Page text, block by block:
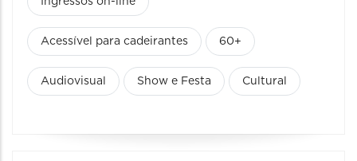
Acessível para cadeirantes 60+
Audiovisual Show e Festa Cultural